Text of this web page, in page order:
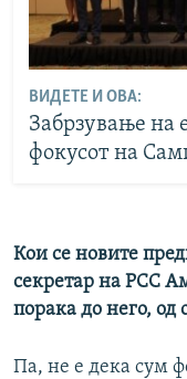
ВИДЕТЕ И ОВА:
Забрзување на
фокусот на
Кои се новите
секретар на РСС
порака до него, од
Па, не е дека сум